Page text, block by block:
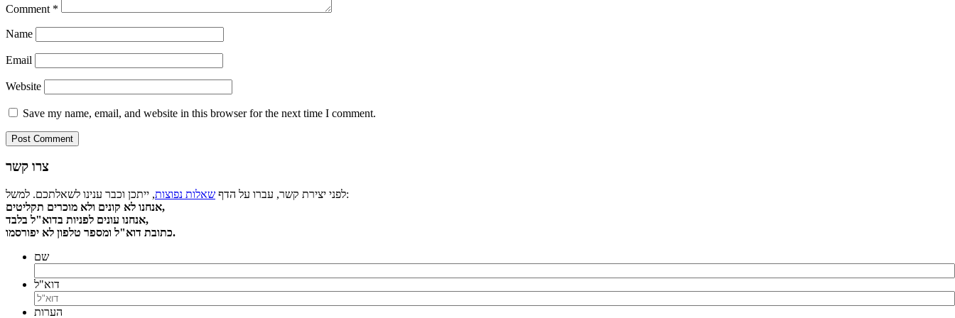
Comment *
Name
Email
Website
Save my name, email, and website in this browser for the next time I comment.
צרו קשר
לפני יצירת קשר, עברו על הדף שאלות נפוצות
, ייתכן וכבר ענינו לשאלתכם. למשל:
אנחנו לא קונים ולא מוכרים תקליטים,
אנחנו עונים לפניות בדוא"ל בלבד,
כתובת דוא"ל ומספר טלפון לא יפורסמו.
שם
דוא"ל
הערות